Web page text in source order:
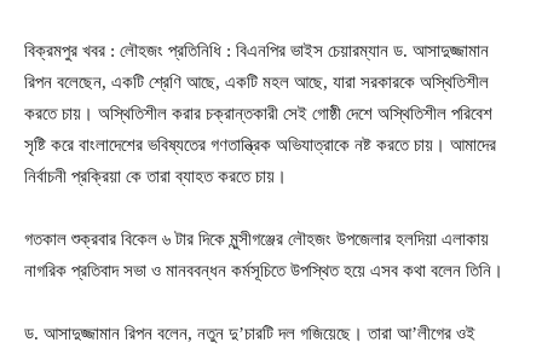
বিক্রমপুর খবর : লৌহজং প্রতিনিধি : বিএনপির ভাইস চেয়ারম্যান ড. আসাদুজ্জামান
রিপন বলেছেন, একটি শ্রেণি আছে, একটি মহল আছে, যারা সরকারকে অস্থিতিশীল
করতে চায়। অস্থিতিশীল করার চক্রান্তকারী সেই গোষ্ঠী দেশে অস্থিতিশীল পরিবেশ
সৃষ্টি করে বাংলাদেশের ভবিষ্যতের গণতান্ত্রিক অভিযাত্রাকে নষ্ট করতে চায়। আমাদের
নির্বাচনী প্রক্রিয়া কে তারা ব্যাহত করতে চায়।
গতকাল শুক্রবার বিকেল ৬ টার দিকে মুন্সীগঞ্জের লৌহজং উপজেলার হলদিয়া এলাকায়
নাগরিক প্রতিবাদ সভা ও মানববন্ধন কর্মসূচিতে উপস্থিত হয়ে এসব কথা বলেন তিনি।
ড. আসাদুজ্জামান রিপন বলেন, নতুন দু’চারটি দল গজিয়েছে। তারা আ’লীগের ওই